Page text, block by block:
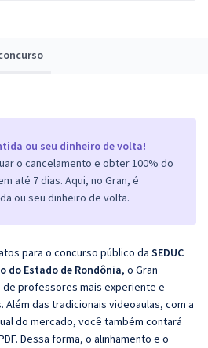
ou seu dinheiro de volta!
o cancelamento e obter 100% do
até 7 dias. Aqui, no Gran, é
ou seu dinheiro de volta.
para o concurso público da SEDUC
do Estado de Rondônia, o Gran
de professores mais experiente e
das tradicionais videoaulas, com a
do mercado, você também contará
Dessa forma, o alinhamento e o